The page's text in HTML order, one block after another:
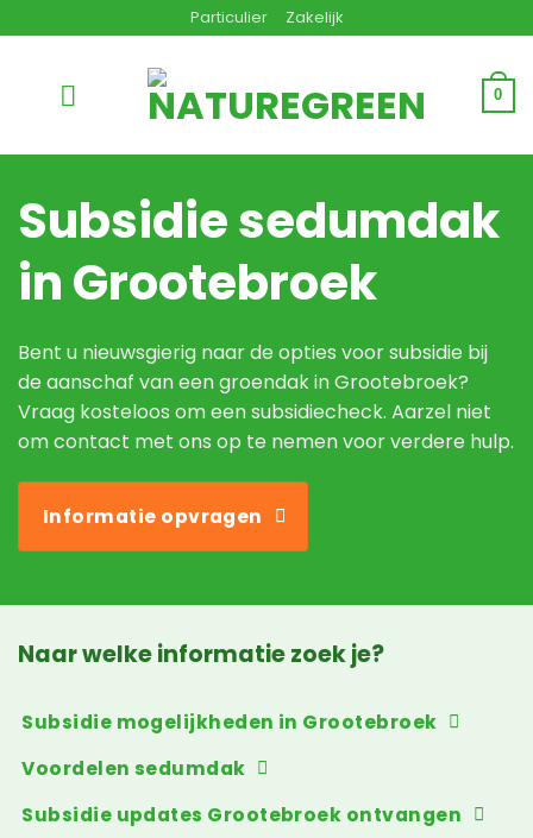
naar
Particulier Zakelijk
0
Subsidie sedumdak
in Grootebroek
Bent u nieuwsgierig naar de opties voor subsidie bij
de aanschaf van een groendak in Grootebroek?
Vraag kosteloos om een subsidiecheck. Aarzel niet
om contact met ons op te nemen voor verdere hulp.
Informatie opvragen
Naar welke informatie zoek je?
Subsidie mogelijkheden in Grootebroek
Voordelen sedumdak
Subsidie updates Grootebroek ontvangen